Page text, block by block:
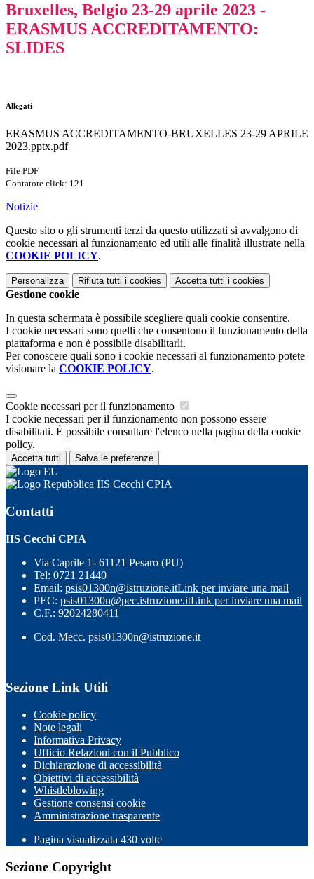
Bruxelles, Belgio 23-29 aprile 2023 -
ERASMUS ACCREDITAMENTO:
SLIDES
Allegati
ERASMUS ACCREDITAMENTO-BRUXELLES 23-29 APRILE
2023.pptx.pdf
File PDF
Contatore click: 121
Notizie
Questo sito o gli strumenti terzi da questo utilizzati si avvalgono di
cookie necessari al funzionamento ed utili alle finalità illustrate nella
COOKIE POLICY.
Personalizza Rifiuta tutti i cookies Accetta tutti i cookies
Gestione cookie
In questa schermata è possibile scegliere quali cookie consentire.
I cookie necessari sono quelli che consentono il funzionamento della
piattaforma e non è possibile disabilitarli.
Per conoscere quali sono i cookie necessari al funzionamento potete
visionare la COOKIE POLICY.
Cookie necessari per il funzionamento
I cookie necessari per il funzionamento non possono essere
disabilitati. È possibile consultare l'elenco nella pagina della cookie
policy.
Accetta tutti Salva le preferenze
IIS Cecchi CPIA
Contatti
IIS Cecchi CPIA
Via Caprile 1- 61121 Pesaro (PU)
Tel: 0721 21440
Email: psis01300n@istruzione.itLink per inviare una mail
PEC: psis01300n@pec.istruzione.itLink per inviare una mail
C.F.: 92024280411
Cod. Mecc. psis01300n@istruzione.it
Sezione Link Utili
Cookie policy
Note legali
Informativa Privacy
Ufficio Relazioni con il Pubblico
Dichiarazione di accessibilità
Obiettivi di accessibilità
Whistleblowing
Gestione consensi cookie
Amministrazione trasparente
Pagina visualizzata 430 volte
Sezione Copyright